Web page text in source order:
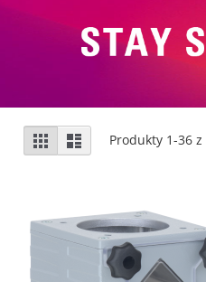
Zobrazení
MřížkaSeznamProdukty 1-36 z